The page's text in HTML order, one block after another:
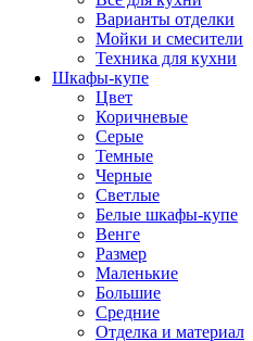
Варианты отделки
Мойки и смесители
Техника для кухни
Шкафы-купе
Цвет
Коричневые
Серые
Темные
Черные
Светлые
Белые шкафы-купе
Венге
Размер
Маленькие
Большие
Средние
Отделка и материал